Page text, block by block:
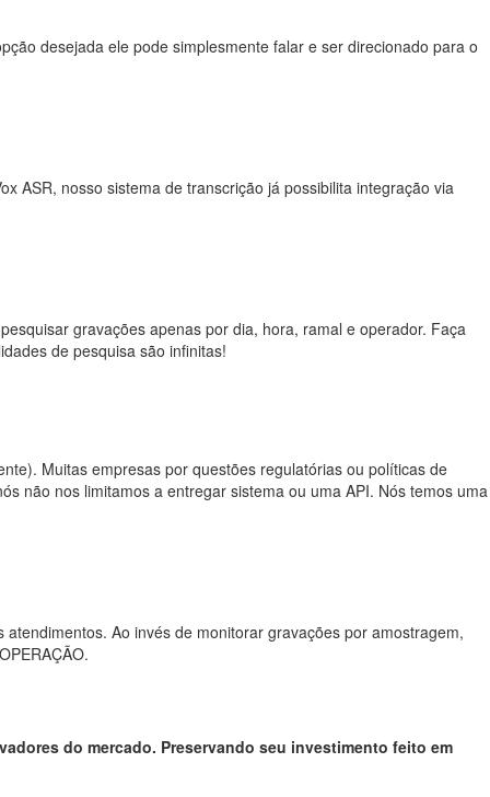
desejada ele pode simplesmente falar e ser direcionado para o
ASR, nosso sistema de transcrição já possibilita integração via
gravações apenas por dia, hora, ramal e operador. Faça
de pesquisa são infinitas!
Muitas empresas por questões regulatórias ou políticas de
não nos limitamos a entregar sistema ou uma API. Nós temos uma
Ao invés de monitorar gravações por amostragem,
do mercado. Preservando seu investimento feito em